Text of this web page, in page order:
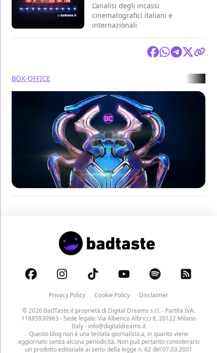
L’analisi degli incassi
cinematografici italiani e
internazionali
BOX-OFFICE
Privacy Policy Cookie Policy
Disclaimer
© 2026 BadTaste.it proprietà di Digital Dreams s.r.l.- Partita IVA:
11885930963 - Sede legale: Via Alberico Albricci 8, 20122 Milano
Italy - info@digitaldreams.it
Questo blog non è una testata giornalistica, in quanto viene
aggiornato senza alcuna periodicità. Non può pertanto considerarsi
un prodotto editoriale ai sensi della legge n. 62 del 07.03.2001